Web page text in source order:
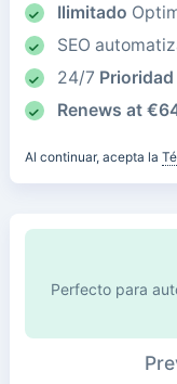
Ilimitado
SEO
24/7 Prioridad
Renews at €
Al continuar, acepta la
Perfecto para